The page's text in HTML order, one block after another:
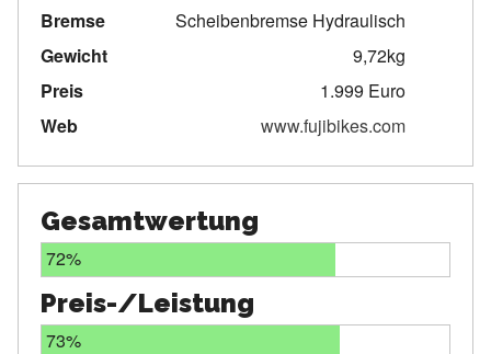
Bremse
Scheibenbremse Hydraulisch
Gewicht
9,72kg
Preis
1.999 Euro
Web
www.fujibikes.com
Gesamtwertung
72%
Preis-/Leistung
73%